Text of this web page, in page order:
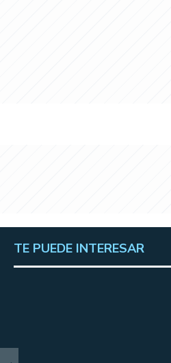
TE PUEDE INTERESAR